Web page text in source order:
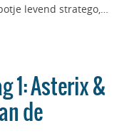
levend stratego,…
1: Asterix &
de